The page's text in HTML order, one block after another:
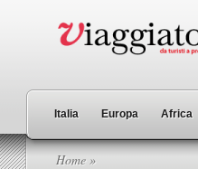
Italia Europa Africa
Home »